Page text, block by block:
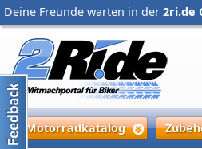
Deine Freunde warten in der 2ri.de
Motorradkatalog